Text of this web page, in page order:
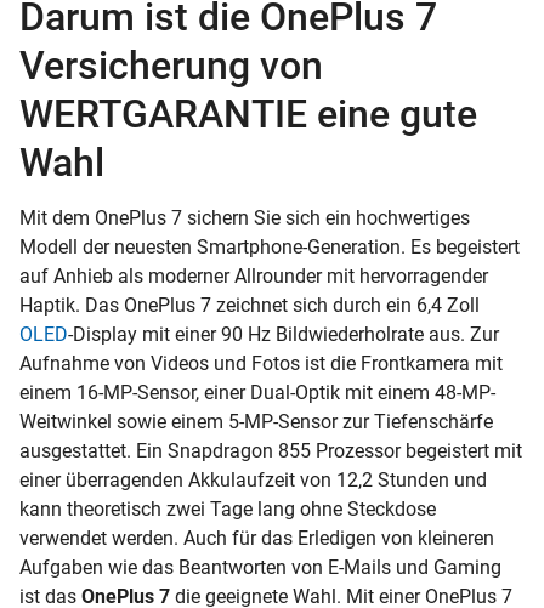
Darum ist die OnePlus 7
Versicherung von
WERTGARANTIE eine gute
Wahl
Mit dem OnePlus 7 sichern Sie sich ein hochwertiges
Modell der neuesten Smartphone-Generation. Es begeistert
auf Anhieb als moderner Allrounder mit hervorragender
Haptik. Das OnePlus 7 zeichnet sich durch ein 6,4 Zoll
OLED-Display mit einer 90 Hz Bildwiederholrate aus. Zur
Aufnahme von Videos und Fotos ist die Frontkamera mit
einem 16-MP-Sensor, einer Dual-Optik mit einem 48-MP-
Weitwinkel sowie einem 5-MP-Sensor zur Tiefenschärfe
ausgestattet. Ein Snapdragon 855 Prozessor begeistert mit
einer überragenden Akkulaufzeit von 12,2 Stunden und
kann theoretisch zwei Tage lang ohne Steckdose
verwendet werden. Auch für das Erledigen von kleineren
Aufgaben wie das Beantworten von E-Mails und Gaming
ist das OnePlus 7 die geeignete Wahl. Mit einer OnePlus 7